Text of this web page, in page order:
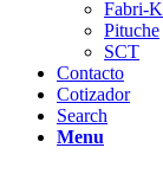
Fabri-
Pituche
SCT
Contacto
Cotizador
Search
Menu